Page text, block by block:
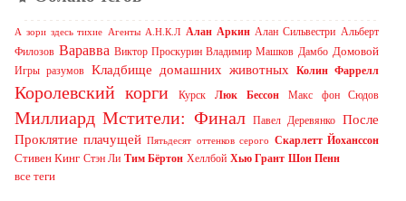
А зори здесь тихие Агенты А.Н.К.Л Алан Аркин Алан Сильвестри Альберт
Филозов Варавва Виктор Проскурин Владимир Машков Дамбо Домовой
Игры разумов Кладбище домашних животных Колин Фаррелл
Королевский корги Курск Люк Бессон Макс фон Сюдов
Миллиард Мстители: Финал Павел Деревянко После
Проклятие плачущей Пятьдесят оттенков серого Скарлетт Йоханссон
Стивен Кинг Стэн Ли Тим Бёртон Хеллбой Хью Грант Шон Пенн
все теги